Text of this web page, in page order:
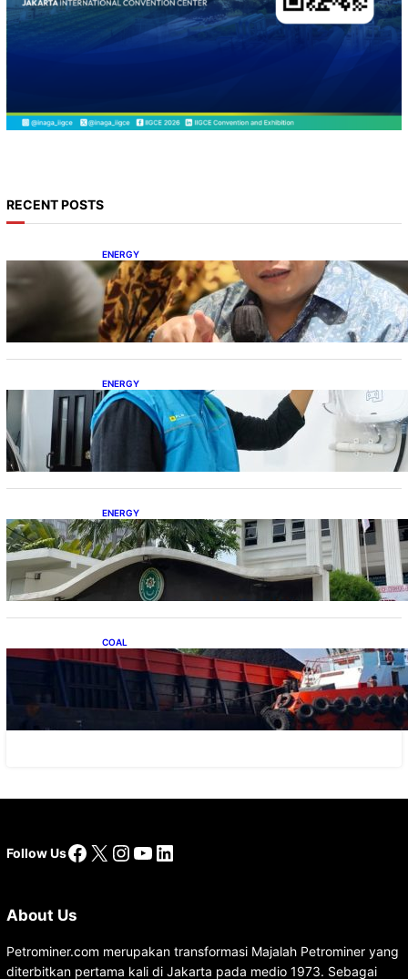
RECENT POSTS
ENERGY
IESR: Kepemimpinan Terpadu jadi Kunci
Percepatan PLTS 100 GW
ENERGY
Ada 21.865 Pelanggan Baru Gunakan Home
Charging Services PLN
ENERGY
Koalisi Bersihkan Indonesia Ajukan Banding
atas Putusan Gugatan RUPTL
COAL
Lelang Batubara Sitaan, Negara Dapat Lebih
dari Rp 20 Miliar
Follow UsFacebook
X Instagram
YouTube
LinkedIn
About Us
Petrominer.com merupakan transformasi Majalah Petrominer yang
diterbitkan pertama kali di Jakarta pada medio 1973. Sebagai